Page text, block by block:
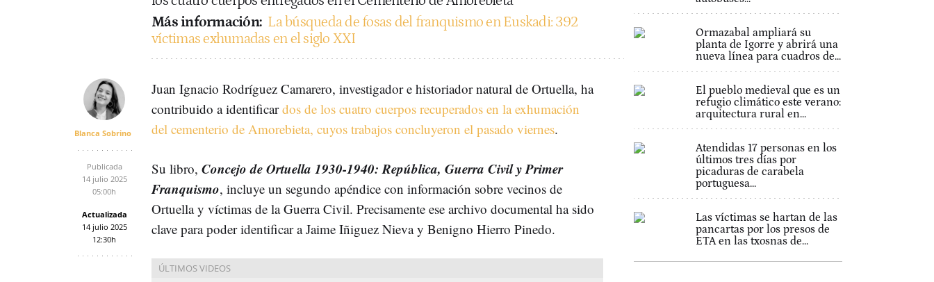
Más información: La búsqueda de fosas del franquismo en Euskadi: 392
víctimas exhumadas en el siglo XXI
Blanca Sobrino
Publicada
14 julio 2025
05:00h
Actualizada
14 julio 2025
12:30h
Juan Ignacio Rodríguez Camarero, investigador e historiador natural de Ortuella, ha
contribuido a identificardos de los cuatro cuerpos recuperados en la exhumación
del cementerio de Amorebieta, cuyos trabajos concluyeron el pasado viernes.
Su libro, Concejo de Ortuella 1930-1940: República, Guerra Civil y Primer
Franquismo, incluye un segundo apéndice con información sobre vecinos de
Ortuella y víctimas de la Guerra Civil. Precisamente ese archivo documental ha sido
clave para poder identificar a Jaime Iñiguez Nieva y Benigno Hierro Pinedo.
Ormazabal ampliará su
planta de Igorre y abrirá una
nueva línea para cuadros de...
El pueblo medieval que es un
refugio climático este verano:
arquitectura rural en...
Atendidas 17 personas en los
últimos tres días por
picaduras de carabela
portuguesa...
Las víctimas se hartan de las
pancartas por los presos de
ETA en las txosnas de...